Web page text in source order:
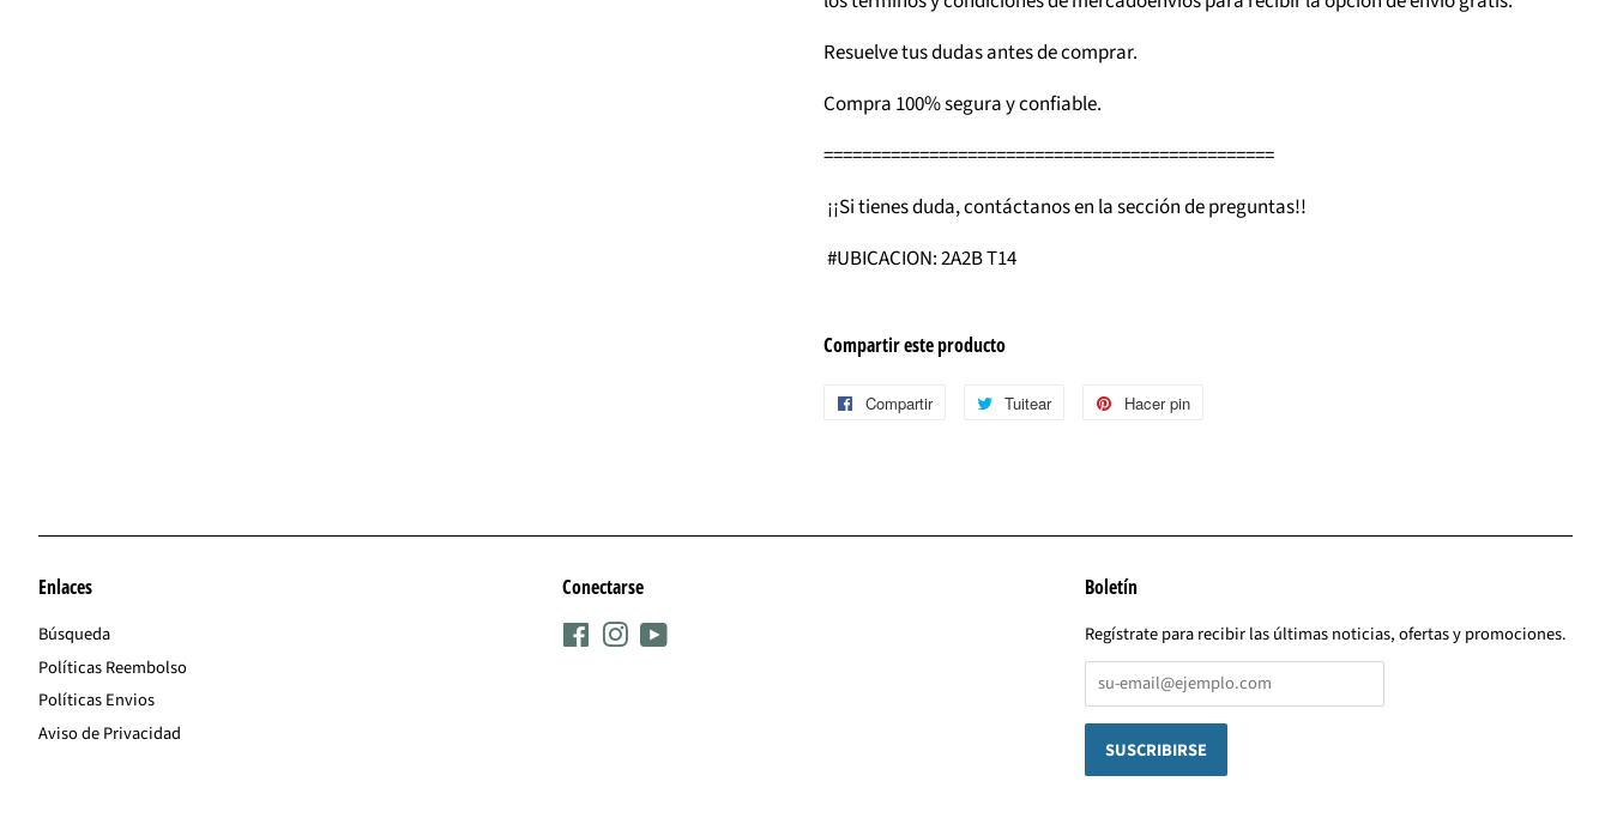
Resuelve tus dudas antes de comprar.
Compra 100% segura y confiable.
===============================================
¡¡Si tienes duda, contáctanos en la sección de preguntas!!
#UBICACION: 2A2B T14
Compartir este producto
Compartir
CompartirTuitear
Tuitear
Hacer pin
Enlaces
Búsqueda
Políticas Reembolso
Políticas Envios
Aviso de Privacidad
Conectarse
Facebook
InstagramYouTube
Boletín
Regístrate para recibir las últimas noticias, ofertas y promociones.